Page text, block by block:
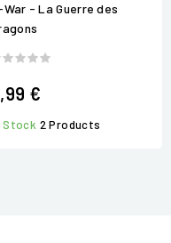
War - La Guerre des
€
Stock 2 Products